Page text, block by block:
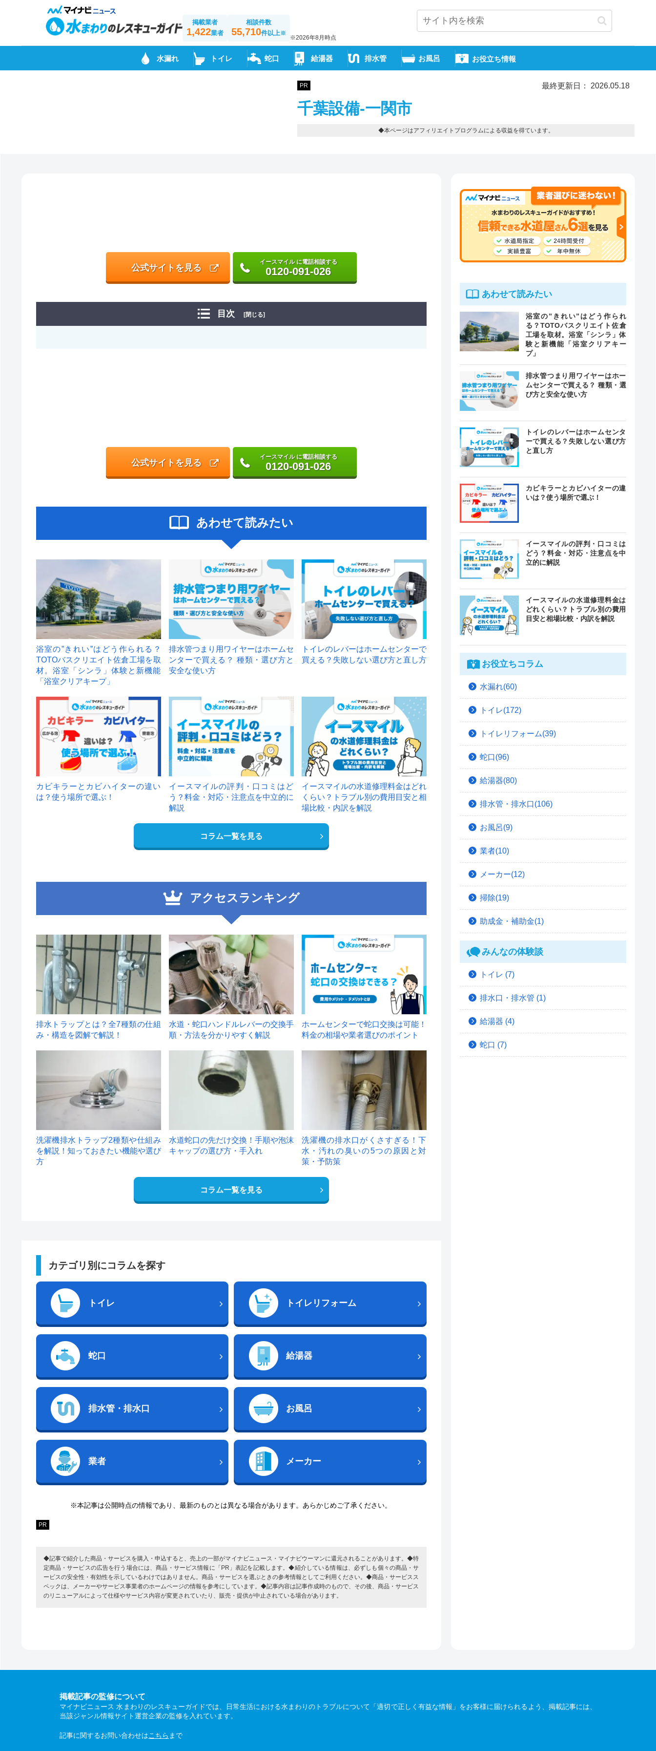
掲載業者
1,422業者
相談件数
55,710件以上※
※2026年8月時点
水漏れ トイレ 蛇口 給湯器 排水管 お風呂 お役立ち情報
PR 最終更新日： 2026.05.18
千葉設備-一関市
◆本ページはアフィリエイトプログラムによる収益を得ています。
公式サイトを見る
イースマイル に電話相談する
0120-091-026
目次 [閉じる]
公式サイトを見る
イースマイル に電話相談する
0120-091-026
あわせて読みたい
浴室の”きれい”はどう作られる？
TOTOバスクリエイト佐倉工場を取
材。浴室「シンラ」体験と新機能
「浴室クリアキープ」
排水管つまり用ワイヤーはホームセ
ンターで買える？ 種類・選び方と
安全な使い方
トイレのレバーはホームセンターで
買える？失敗しない選び方と直し方
カビキラーとカビハイターの違い
は？使う場所で選ぶ！
イースマイルの評判・口コミはど
う？料金・対応・注意点を中立的に
解説
イースマイルの水道修理料金はどれ
くらい？トラブル別の費用目安と相
場比較・内訳を解説
コラム一覧を見る
アクセスランキング
1
排水トラップとは？全7種類の仕組
み・構造を図解で解説！
2
水道・蛇口ハンドルレバーの交換手
順・方法を分かりやすく解説
ホームセンターで蛇口交換は可能！
料金の相場や業者選びのポイント
洗濯機排水トラップ2種類や仕組み
を解説！知っておきたい機能や選び
方
水道蛇口の先だけ交換！手順や泡沫
キャップの選び方・手入れ
洗濯機の排水口がくさすぎる！下
水・汚れの臭いの5つの原因と対
策・予防策
コラム一覧を見る
カテゴリ別にコラムを探す
トイレ トイレリフォーム
蛇口 給湯器
排水管・排水口 お風呂
業者 メーカー
※本記事は公開時点の情報であり、最新のものとは異なる場合があります。あらかじめご了承ください。
PR
◆記事で紹介した商品・サービスを購入・申込すると、売上の一部がマイナビニュース・マイナビウーマンに還元されることがあります。◆特
定商品・サービスの広告を行う場合には、商品・サービス情報に「PR」表記を記載します。◆紹介している情報は、必ずしも個々の商品・サ
ービスの安全性・有効性を示しているわけではありません。商品・サービスを選ぶときの参考情報としてご利用ください。◆商品・サービスス
ペックは、メーカーやサービス事業者のホームページの情報を参考にしています。◆記事内容は記事作成時のもので、その後、商品・サービス
のリニューアルによって仕様やサービス内容が変更されていたり、販売・提供が中止されている場合があります。
あわせて読みたい
浴室の”きれい”はどう作られ
る？TOTOバスクリエイト佐倉
工場を取材。浴室「シンラ」体
験と新機能「浴室クリアキー
プ」
排水管つまり用ワイヤーはホー
ムセンターで買える？ 種類・選
び方と安全な使い方
トイレのレバーはホームセンタ
ーで買える？失敗しない選び方
と直し方
カビキラーとカビハイターの違
いは？使う場所で選ぶ！
イースマイルの評判・口コミは
どう？料金・対応・注意点を中
立的に解説
イースマイルの水道修理料金は
どれくらい？トラブル別の費用
目安と相場比較・内訳を解説
お役立ちコラム
水漏れ(60)
トイレ(172)
トイレリフォーム(39)
蛇口(96)
給湯器(80)
排水管・排水口(106)
お風呂(9)
業者(10)
メーカー(12)
掃除(19)
助成金・補助金(1)
みんなの体験談
トイレ (7)
排水口・排水管 (1)
給湯器 (4)
蛇口 (7)
掲載記事の監修について
マイナビニュース 水まわりのレスキューガイドでは、日常生活における水まわりのトラブルについて「適切で正しく有益な情報」をお客様に届けられるよう、掲載記事には、
当該ジャンル情報サイト運営企業の監修を入れています。
記事に関するお問い合わせはこちら まで